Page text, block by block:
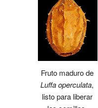
Fruto maduro de
Luffa operculata,
listo para liberar